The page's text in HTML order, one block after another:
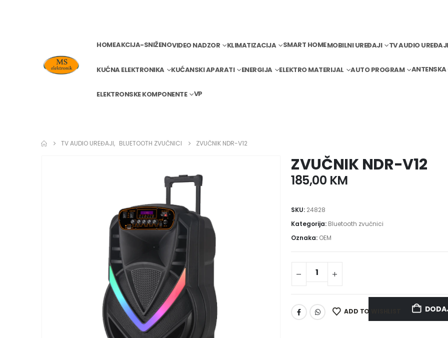
HOMEAKCIJA-SNIŽENOVIDEO NADZOR KLIMATIZACIJA SMART HOMEMOBILNI UREĐAJI TV AUDIO UREĐAJI
KUĆNA ELEKTRONIKA KUĆANSKI APARATI ENERGIJA ELEKTRO MATERIJAL AUTO PROGRAM ANTENSKA
ELEKTRONSKE KOMPONENTE VP
TV AUDIO UREĐAJI, BLUETOOTH ZVUČNICI ZVUČNIK NDR-V12
ZVUČNIK NDR-V12
185,00 KM
SKU: 24828
Kategorija: Bluetooth zvučnici
Oznaka: OEM
ADD TO WISHLIST